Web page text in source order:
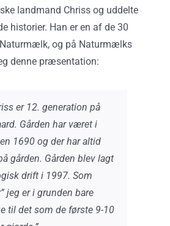
landmand Chriss og uddelte
historier. Han er en af de 30
og på Naturmælks
denne præsentation:
er 12. generation på
Gården har været i
1690 og der har altid
gården. Gården blev lagt
drift i 1997. Som
jeg er i grunden bare
til det som de første 9-10